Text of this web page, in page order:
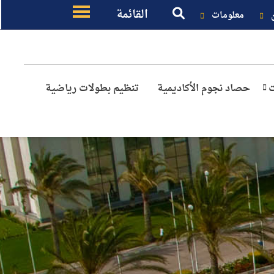
معلومات القائمة
حصاد نجوم الأكاديمية تنظيم بطولات رياضية